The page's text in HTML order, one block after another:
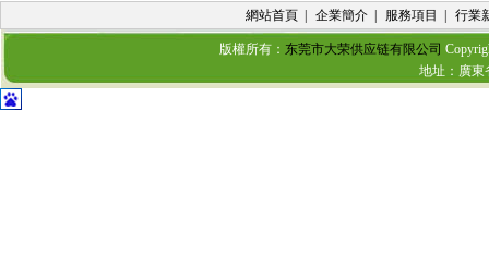
網站首頁 企業簡介 服務項目 行業
版權所有： 东莞市大荣供应链有限公司
地址：廣東